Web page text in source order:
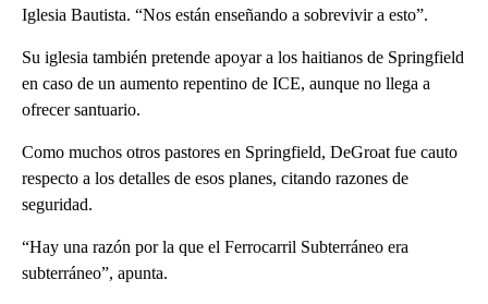
Iglesia Bautista. “Nos están enseñando a sobrevivir a esto”.
Su iglesia también pretende apoyar a los haitianos de Springfield
en caso de un aumento repentino de ICE, aunque no llega a
ofrecer santuario.
Como muchos otros pastores en Springfield, DeGroat fue cauto
respecto a los detalles de esos planes, citando razones de
seguridad.
“Hay una razón por la que el Ferrocarril Subterráneo era
subterráneo”, apunta.